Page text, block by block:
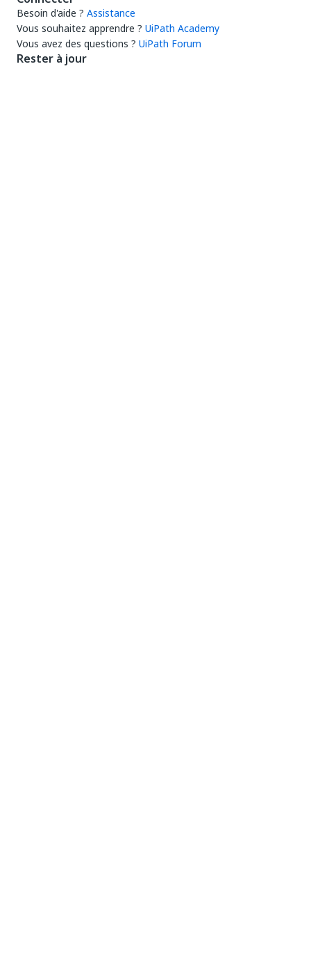
Besoin d'aide ? Assistance
Vous souhaitez apprendre ? UiPath Academy
Vous avez des questions ? UiPath Forum
Rester à jour